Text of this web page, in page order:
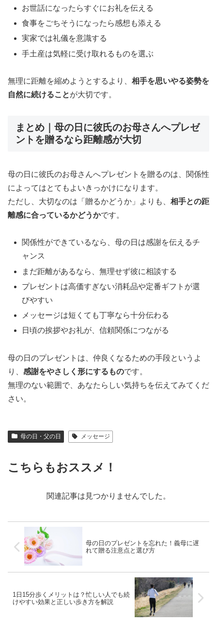
お世話になったらすぐにお礼を伝える
食事をごちそうになったら感想も添える
実家では礼儀を意識する
手土産は気軽に受け取れるものを選ぶ
無理に距離を縮めようとするより、 相手を思いやる姿勢を
自然に続けることが大切です。
まとめ｜母の日に彼氏のお母さんへプレゼ
ントを贈るなら距離感が大切
母の日に彼氏のお母さんへプレゼントを贈るのは、関係性
によってはとてもよいきっかけになります。
ただし、大切なのは「贈るかどうか」よりも、 相手との距
離感に合っているかどうかです。
関係性ができているなら、母の日は感謝を伝えるチ
ャンス
まだ距離があるなら、無理せず彼に相談する
プレゼントは高価すぎない消耗品や定番ギフトが選
びやすい
メッセージは短くても丁寧なら十分伝わる
日頃の挨拶やお礼が、信頼関係につながる
母の日のプレゼントは、仲良くなるための手段というよ
り、 感謝をやさしく形にするものです。
無理のない範囲で、あなたらしい気持ちを伝えてみてくだ
さい。
母の日・父の日 メッセージ
こちらもおススメ！
関連記事は見つかりませんでした。
母の日のプレゼントを忘れた！義母に遅
れて贈る注意点と選び方
1日15分歩くメリットは？忙しい人でも続
けやすい効果と正しい歩き方を解説